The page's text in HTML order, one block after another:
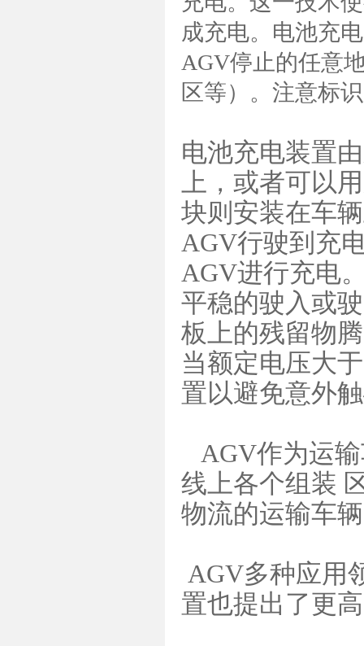
成充电。电池充
AGV停止的任意
区等）。注意标
电池充电装置
上，或者可以
块则安装在车
AGV行驶到充
AGV进行充电
平稳的驶入或
板上的残留物
当额定电压大
置以避免意外
AGV作为运
线上各个组装
物流的运输车
AGV多种应用
置也提出了更